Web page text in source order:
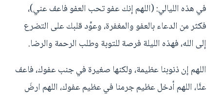
في هذه الليالي: (اللهم إنك عفو تحب العفو فاعف عني)،
فكثر من الدعاء بالعفو والمغفرة، وعوِّد قلبك على التضرع
إلى الله، فهذه الليلة فرصة للتوبة وطلب الرحمة والرضا.
اللهم إن ذنوبنا عظيمة، ولكنها صغيرة في جنب عفوك، فاعف
عنَّا، اللهم أدخل عظيم جرمنا في عظيم عفوك، اللهم ارضَ